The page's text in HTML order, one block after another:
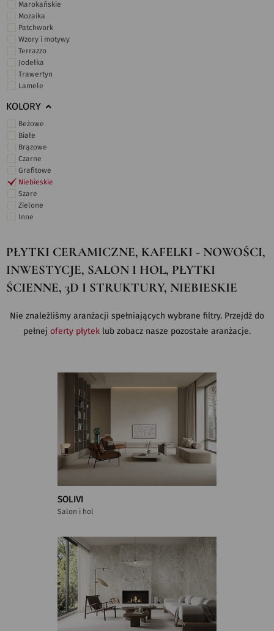
Marokańskie
Mozaika
Patchwork
Wzory i motywy
Terrazzo
Jodełka
Trawertyn
Lamele
KOLORY
Beżowe
Białe
Brązowe
Czarne
Grafitowe
Niebieskie
Szare
Zielone
Inne
PŁYTKI CERAMICZNE, KAFELKI - NOWOŚCI,
INWESTYCJE, SALON I HOL, PŁYTKI
ŚCIENNE, 3D I STRUKTURY, NIEBIESKIE
Nie znaleźliśmy aranżacji spełniających wybrane filtry. Przejdź do
pełnej oferty płytek lub zobacz nasze pozostałe aranżacje.
SOLIVI
Salon i hol